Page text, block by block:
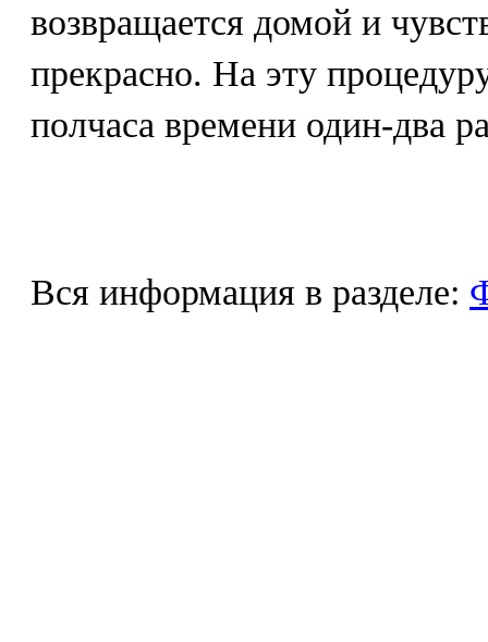
возвращается домой и
прекрасно. На эту
полчаса времени один-два
Вся информация в разделе: